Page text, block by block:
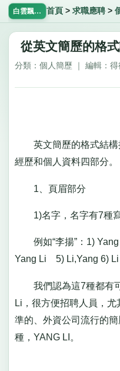
白雲飄飄網 首頁 > 求職應聘>
從英文簡歷的格
分類：個人簡歷 ｜ 編輯：得
英文簡歷的格式結構
經歷和個人資料四部分。
1、頁眉部分
1)名字，名字有7種寫
例如“李揚”：1) Yang
Yang Li 5) Li,Yang 6) Li
我們認為這7種都有可
Li，很方便招聘人員，
準的、外資公司流行的
種，YANG LI。